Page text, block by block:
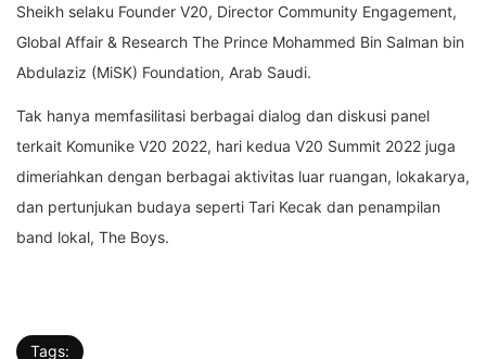
Sheikh selaku Founder V20, Director Community Engagement,
Global Affair & Research The Prince Mohammed Bin Salman bin
Abdulaziz (MiSK) Foundation, Arab Saudi.
Tak hanya memfasilitasi berbagai dialog dan diskusi panel
terkait Komunike V20 2022, hari kedua V20 Summit 2022 juga
dimeriahkan dengan berbagai aktivitas luar ruangan, lokakarya,
dan pertunjukan budaya seperti Tari Kecak dan penampilan
band lokal, The Boys.
Tags: